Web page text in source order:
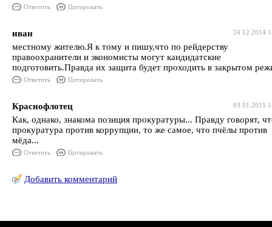
Ответить Цитировать
24.12.2014
иван
местному жителю.Я к тому и пишу,что по рейдерству
правоохранители и экономисты могут кандидатские
подготовить.Правда их защита будет проходить в закрытом
Ответить Цитировать
03.01.2015
Краснофлотец
Как, однако, знакома позиция прокуратуры... Правду говорят,
прокуратура против коррупции, то же самое, что пчёлы против
мёда...
Ответить Цитировать
Добавить комментарий